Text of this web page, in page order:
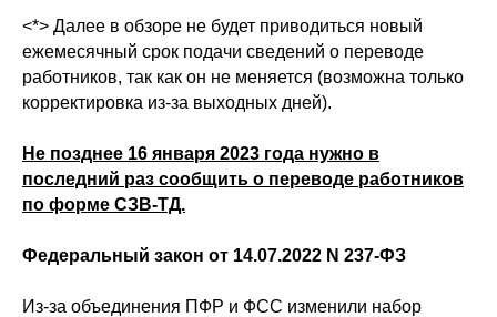
<*> Далее в обзоре не будет приводиться новый
ежемесячный срок подачи сведений о переводе
работников, так как он не меняется (возможна только
корректировка из-за выходных дней).
Не позднее 16 января 2023 года нужно в
последний раз сообщить о переводе работников
по форме СЗВ-ТД.
Федеральный закон от 14.07.2022 N 237-ФЗ
Из-за объединения ПФР и ФСС изменили набор